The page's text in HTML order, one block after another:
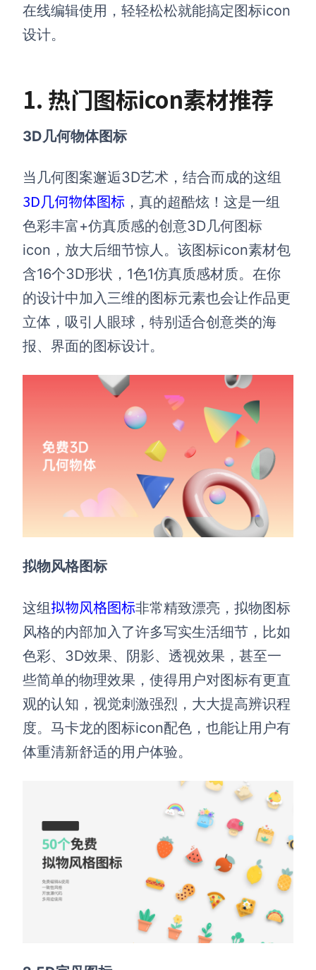
在线编辑使用，轻轻松松就能搞定图标icon
设计。
1. 热门图标icon素材推荐
3D几何物体图标
当几何图案邂逅3D艺术，结合而成的这组
3D几何物体图标 ，真的超酷炫！这是一组
色彩丰富+仿真质感的创意3D几何图标
icon，放大后细节惊人。该图标icon素材包
含16个3D形状，1色1仿真质感材质。在你
的设计中加入三维的图标元素也会让作品更
立体，吸引人眼球，特别适合创意类的海
报、界面的图标设计。
拟物风格图标
这组拟物风格图标非常精致漂亮，拟物图标
风格的内部加入了许多写实生活细节，比如
色彩、3D效果、阴影、透视效果，甚至一
些简单的物理效果，使得用户对图标有更直
观的认知，视觉刺激强烈，大大提高辨识程
度。马卡龙的图标icon配色，也能让用户有
体重清新舒适的用户体验。